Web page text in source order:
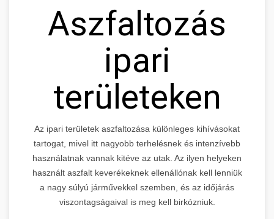
Aszfaltozás
ipari
területeken
Az ipari területek aszfaltozása különleges kihívásokat
tartogat, mivel itt nagyobb terhelésnek és intenzívebb
használatnak vannak kitéve az utak. Az ilyen helyeken
használt aszfalt keverékeknek ellenállónak kell lenniük
a nagy súlyú járművekkel szemben, és az időjárás
viszontagságaival is meg kell birkózniuk.